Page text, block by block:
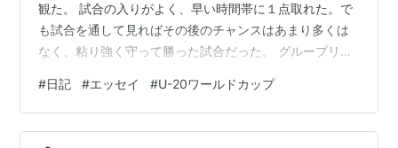
観た。 試合の入りがよく、早い時間帯に１点取れた。で
も試合を通して見ればその後のチャンスはあまり多くは
なく、粘り強く守って勝った試合だった。 グループリー
る。 地球の裏側までの長い移動、過密な日程、激しい試
合。 怪我なく力を出して、無事に帰って来て欲しいと思
う。 推しチームの選手が出ているので、去年のＷ杯より
#日記 #エッセイ #U-20ワールドカップ